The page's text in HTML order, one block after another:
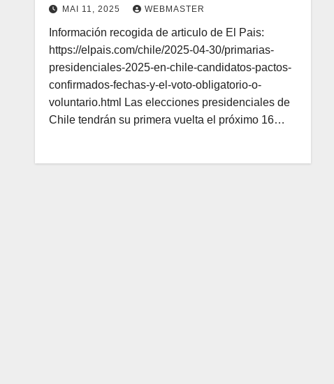
MAI 11, 2025 WEBMASTER
Información recogida de articulo de El Pais:
https://elpais.com/chile/2025-04-30/primarias-
presidenciales-2025-en-chile-candidatos-pactos-
confirmados-fechas-y-el-voto-obligatorio-o-
voluntario.html Las elecciones presidenciales de
Chile tendrán su primera vuelta el próximo 16…